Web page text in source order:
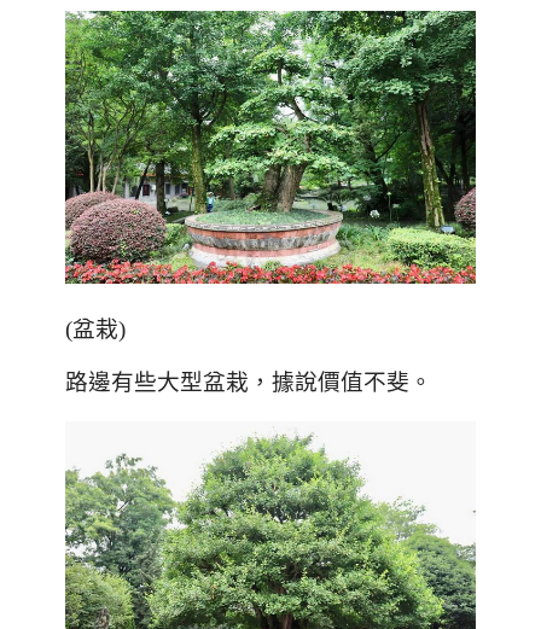
(盆栽)
路邊有些大型盆栽，據說價值不斐。